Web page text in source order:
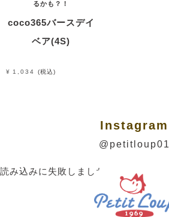
るかも？！
coco365バースデイ
ベア(4S)
¥ 1,034 税込
Instagram
@petitloup01
読み込みに失敗しました。